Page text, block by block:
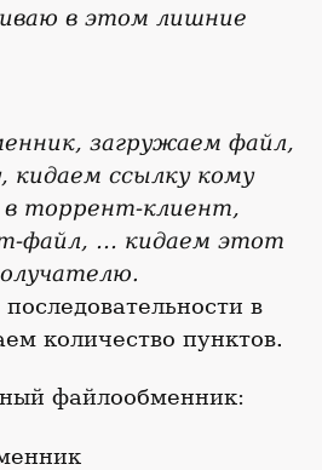
в этом лишние
загружаем файл,
кидаем ссылку кому
торрент-клиент,
файл, … кидаем этот
в
количество пунктов.
файлообменник: